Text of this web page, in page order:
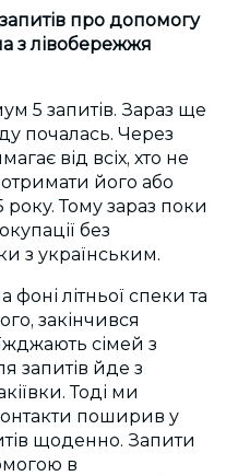
про допомогу
з лівобережжя
5 запитів. Зараз ще
почалась. Через
від всіх, хто не
його або
року. Тому зараз поки
без
з українським.
літньої спеки та
закінчився
сімей з
запитів йде з
Тоді ми
поширив у
щоденно. Запити
в